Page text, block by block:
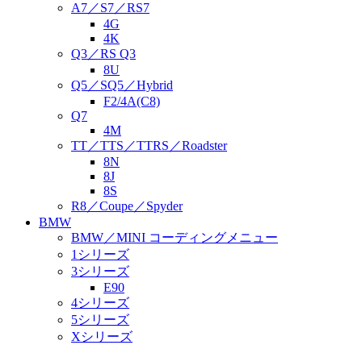
A7／S7／RS7
4G
4K
Q3／RS Q3
8U
Q5／SQ5／Hybrid
F2/4A(C8)
Q7
4M
TT／TTS／TTRS／Roadster
8N
8J
8S
R8／Coupe／Spyder
BMW
BMW／MINI コーディングメニュー
1シリーズ
3シリーズ
E90
4シリーズ
5シリーズ
Xシリーズ